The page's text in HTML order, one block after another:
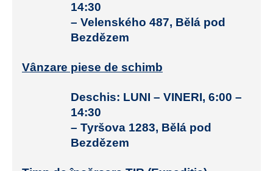
14:30
– Velenského 487, Bělá pod
Bezdězem
Vânzare piese de schimb
Deschis: LUNI – VINERI, 6:00 –
14:30
– Tyršova 1283, Bělá pod
Bezdězem